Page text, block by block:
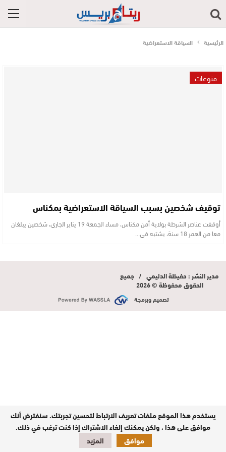
الرئيسية السياقة الاستعراضية
منوعات
توقيف شخصين بسبب السياقة الاستعراضية بمكناس
أوقفت عناصر الشرطة بولاية أمن مكناس، مساء الجمعة 19 يناير الجاري، شخصين يبلغان
معا من العمر 18 سنة، يشتبه في…
مدير النشر : حفيظة الدليمي / جميع
الحقوق محفوظة © 2026
تصميم وبرمجة
يستخدم هذا الموقع ملفات تعريف الارتباط لتحسين تجربتك. سنفترض أنك
موافق على هذا ، ولكن يمكنك إلغاء الاشتراك إذا كنت ترغب في ذلك.
موافق
المزيد